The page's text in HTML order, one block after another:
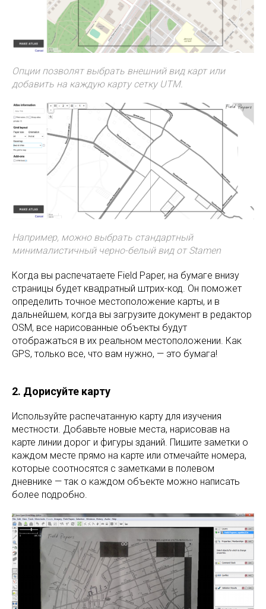
Опции позволят выбрать внешний вид карт или
добавить на каждую карту сетку UTM.
Например, можно выбрать стандартный
минималистичный черно-белый вид от Stamen
Когда вы распечатаете Field Paper, на бумаге внизу
страницы будет квадратный штрих-код. Он поможет
определить точное местоположение карты, и в
дальнейшем, когда вы загрузите документ в редактор
OSM, все нарисованные объекты будут
отображаться в их реальном местоположении. Как
GPS, только все, что вам нужно, — это бумага!
2. Дорисуйте карту
Используйте распечатанную карту для изучения
местности. Добавьте новые места, нарисовав на
карте линии дорог и фигуры зданий. Пишите заметки о
каждом месте прямо на карте или отмечайте номера,
которые соотносятся с заметками в полевом
дневнике — так о каждом объекте можно написать
более подробно.